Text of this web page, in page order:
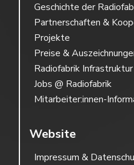
Geschichte der
Partnerschaften &
Projekte
Preise &
Radiofabrik Infrastruktur
Jobs @ Radiofabrik
Mitarbeiter:innen-
Website
Impressum &